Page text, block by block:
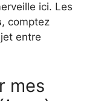
ici. Les
, comptez
entre
mes